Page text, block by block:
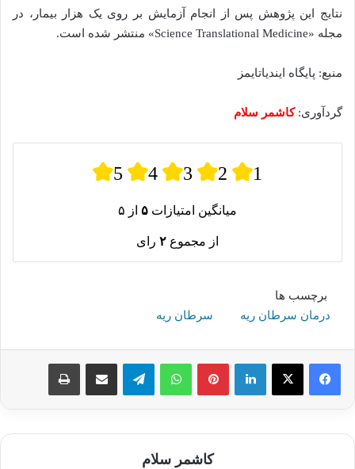
نتایج این پژوهش پس از انجام آزمایش بر روی یک هزار بیمار، در
مجله «Science Translational Medicine» منتشر شده است.
منبع: پایگاه ایندیاتایمز
گردآوری:کاشمر سلام
5 4 3 2 1
میانگین امتیازات ۵ از ۵
از مجموع ۲ رای
برچسب ها
درمان سرطان ریه
سرطان ریه
لینکدین پینترستواتس آپ تلگرام اشتراک گذاری از طریق ایمیل چاپ
کاشمر سلام